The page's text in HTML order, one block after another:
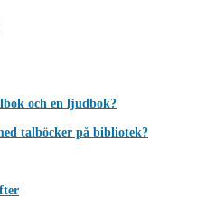
och en ljudbok?
talböcker på bibliotek?